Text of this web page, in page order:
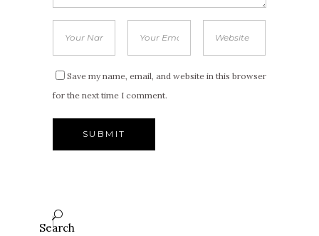
Save my name, email, and website in this browser
for the next time I comment.
Search